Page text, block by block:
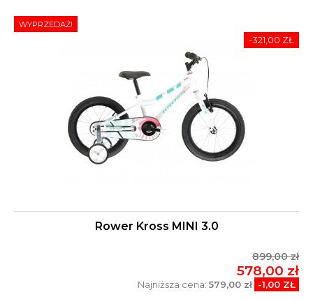
Rower Kross MINI 3.0
899,00 zł
578,00 zł
Najniższa cena: 579,00 zł -1,00 ZŁ
WYPRZEDAŻ!
-321,00 ZŁ